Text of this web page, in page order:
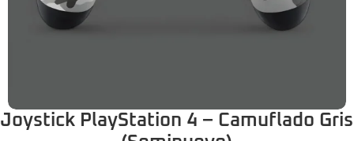
Joystick PlayStation 4 – Camuflado Gris